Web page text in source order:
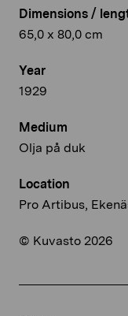
Dimensions /
65,0 x 80,0 cm
Year
1929
Medium
Olja på duk
Location
Pro Artibus,
© Kuvasto 2026